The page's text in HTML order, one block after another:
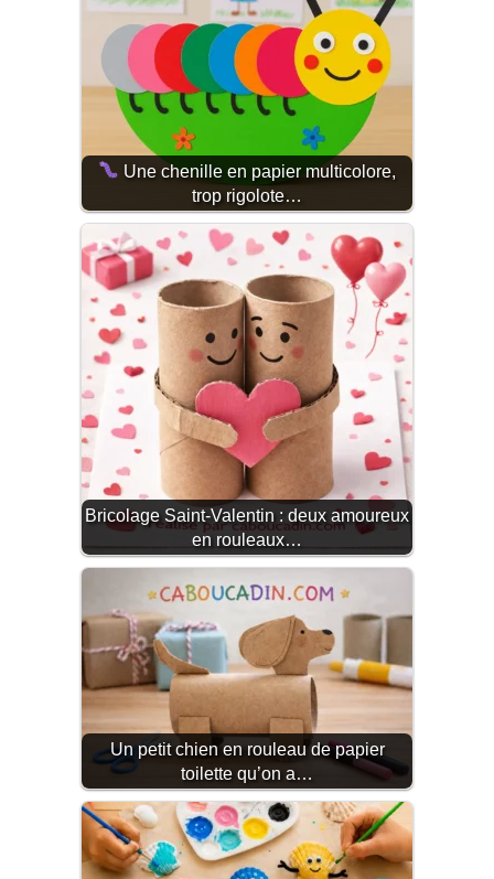
Une chenille en papier multicolore,
trop rigolote…
Bricolage Saint-Valentin : deux amoureux
en rouleaux…
Un petit chien en rouleau de papier
toilette qu’on a…